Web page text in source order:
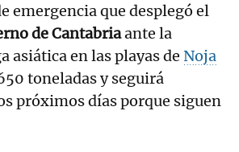
emergencia que desplegó el
de Cantabriaante la
asiática en las playas de Noja
toneladas y seguirá
próximos días porque siguen